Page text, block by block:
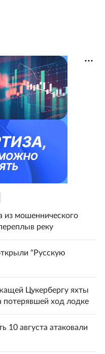
из мошеннического
реку
"Русскую
Цукербергу яхты
ход лодке
10 августа атаковали